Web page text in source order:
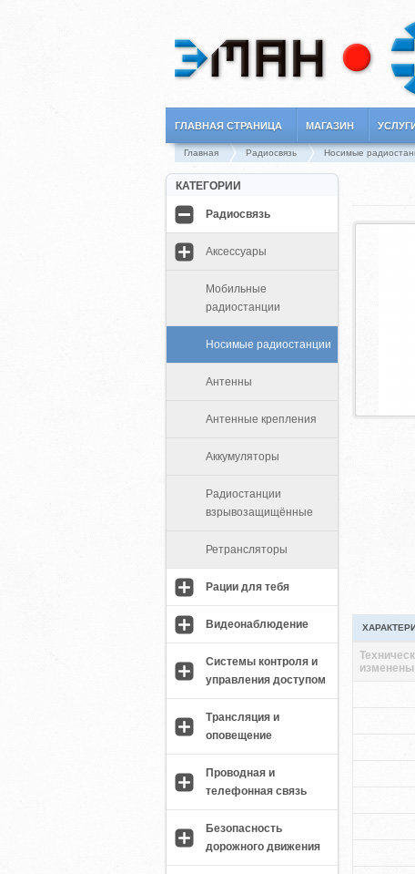
ГЛАВНАЯ СТРАНИЦА МАГАЗИН
Главная Радиосвязь Носимые
КАТЕГОРИИ
Радиосвязь
Аксессуары
Мобильные
радиостанции
Носимые радиостанции
Антенны
Антенные крепления
Аккумуляторы
Радиостанции
взрывозащищённые
Ретрансляторы
Рации для тебя
Видеонаблюдение
Системы контроля и
управления доступом
Трансляция и
оповещение
Проводная и
телефонная связь
Безопасность
дорожного движения